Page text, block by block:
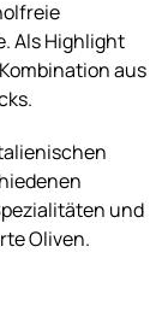
Als Highlight
aus
und
Oliven.